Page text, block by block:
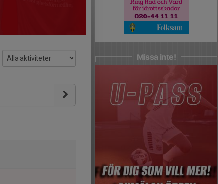
Missa inte!